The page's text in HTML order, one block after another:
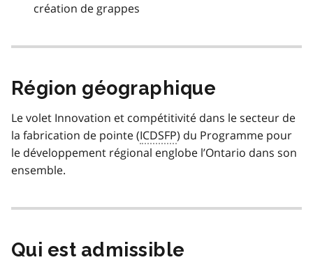
création de grappes
Région géographique
Le volet Innovation et compétitivité dans le secteur de
la fabrication de pointe (ICDSFP) du Programme pour
le développement régional englobe l’Ontario dans son
ensemble.
Qui est admissible